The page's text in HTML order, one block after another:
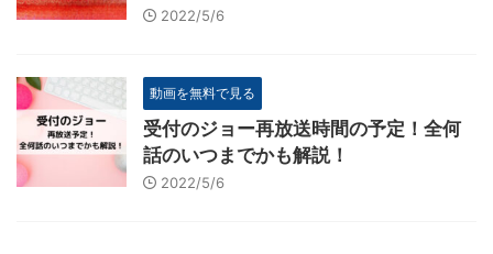
2022/5/6
動画を無料で見る
受付のジョー再放送時間の予定！全何
話のいつまでかも解説！
2022/5/6